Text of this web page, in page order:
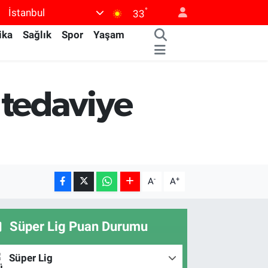
İstanbul 33°
Sağlık Spor
Yaşam
A- A+
Süper Lig Puan Durumu
Süper Lig